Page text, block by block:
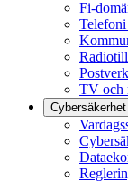
Fi-
TV och
Cybersäkerhet